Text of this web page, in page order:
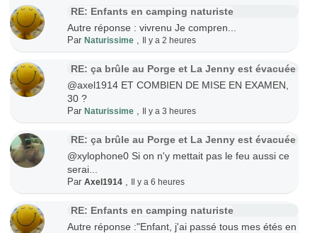
RE: Enfants en camping naturiste
Autre réponse : vivrenu Je compren...
ParNaturissime Il y a 2 heures
RE: ça brûle au Porge et La Jenny est évacuée
@axel1914 ET COMBIEN DE MISE EN EXAMEN,
30 ?
ParNaturissime Il y a 3 heures
RE: ça brûle au Porge et La Jenny est évacuée
@xylophone0 Si on n'y mettait pas le feu aussi ce
serai...
ParAxel1914 Il y a 6 heures
RE: Enfants en camping naturiste
Autre réponse :"Enfant, j'ai passé tous mes étés en